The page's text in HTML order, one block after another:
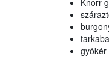
Knorr
gyökér